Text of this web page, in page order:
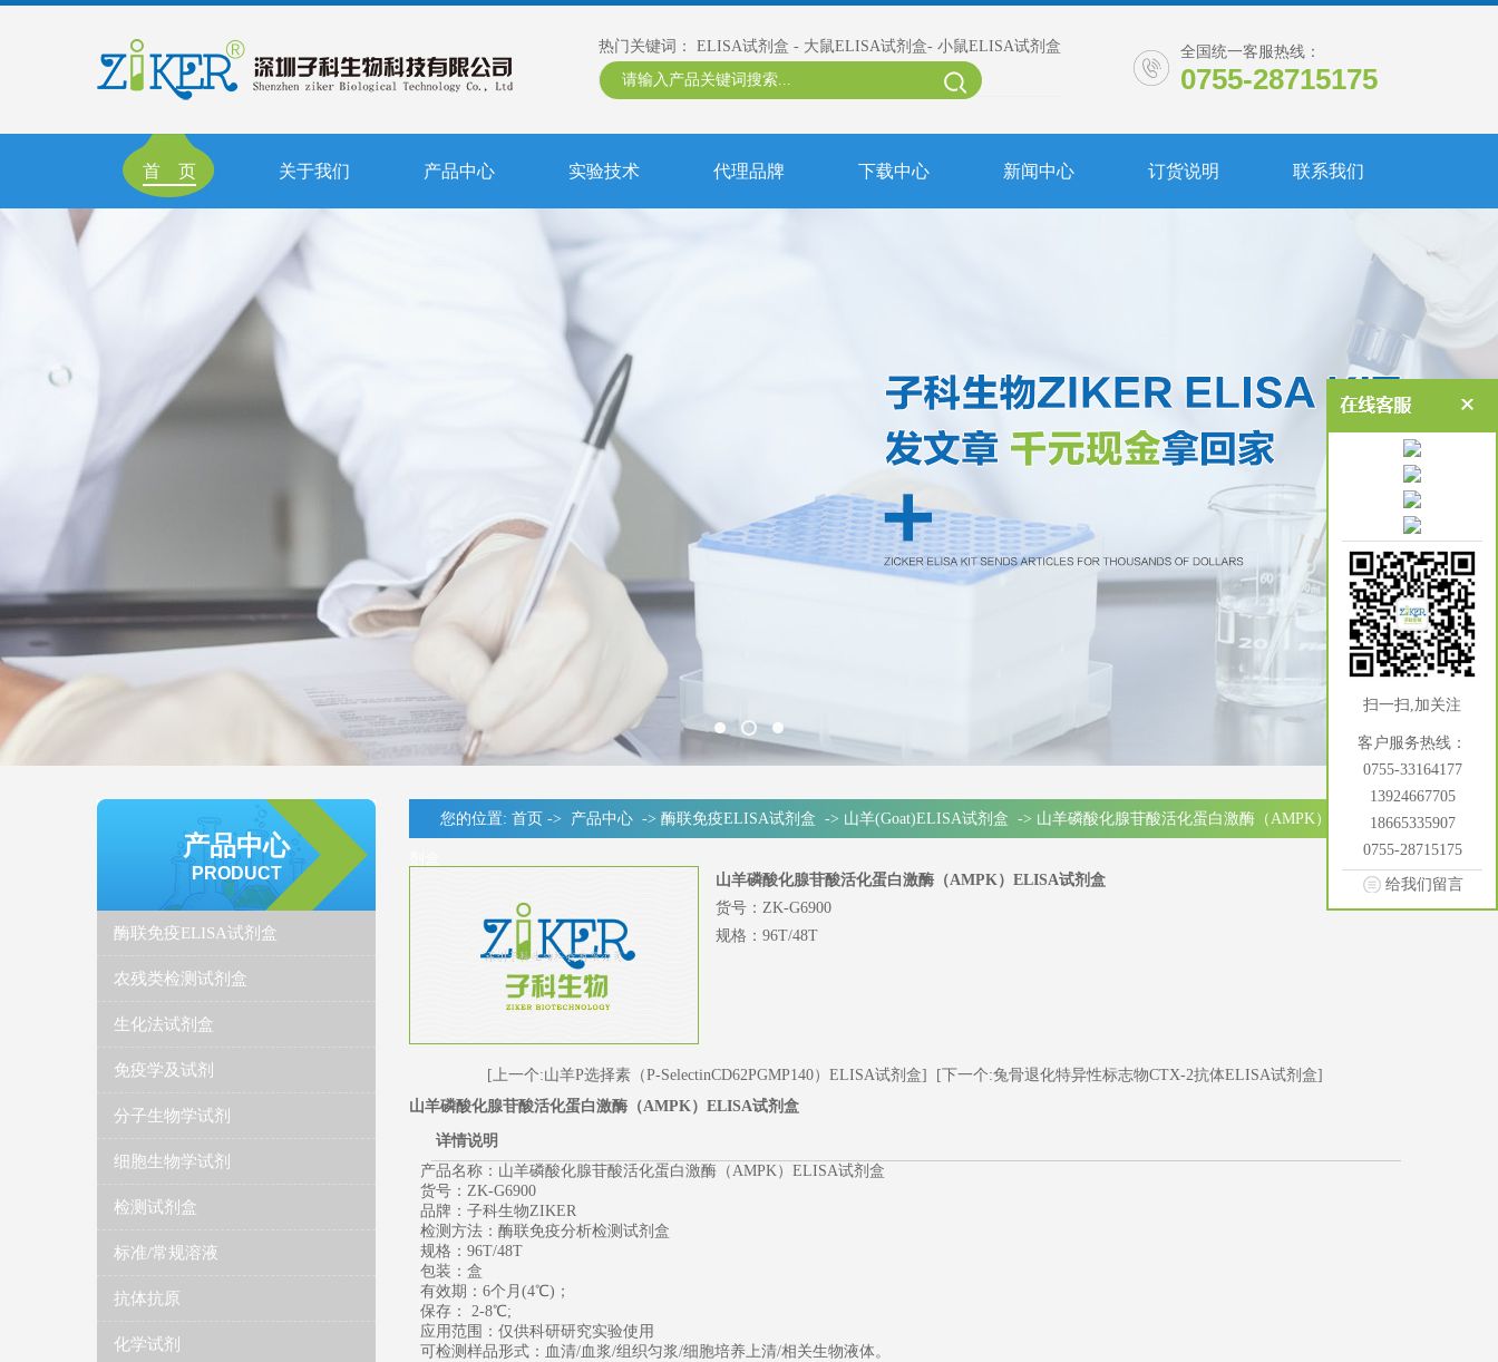
热门关键词： ELISA试剂盒 - 大鼠ELISA试剂盒- 小鼠ELISA试剂盒 全国统一客服热线：
0755-28715175
首 页 关于我们 产品中心 实验技术 代理品牌 下载中心 新闻中心 订货说明 联系我们
产品中心
PRODUCT
酶联免疫ELISA试剂盒
农残类检测试剂盒
生化法试剂盒
免疫学及试剂
分子生物学试剂
细胞生物学试剂
检测试剂盒
标准/常规溶液
抗体抗原
化学试剂
您的位置: 首页 -> 产品中心 -> 酶联免疫ELISA试剂盒 -> 山羊(Goat)ELISA试剂盒 -> 山羊磷酸化腺苷酸活化蛋白激酶（AMPK）ELISA试
山羊磷酸化腺苷酸活化蛋白激酶（AMPK）ELISA试剂盒
货号：ZK-G6900
规格：96T/48T
[上一个:山羊P选择素（P-SelectinCD62PGMP140）ELISA试剂盒]
[下一个:兔骨退化特异性标志物CTX-2抗体ELISA试剂盒]
山羊磷酸化腺苷酸活化蛋白激酶（AMPK）ELISA试剂盒
详情说明
产品名称：山羊磷酸化腺苷酸活化蛋白激酶（AMPK）ELISA试剂盒
货号：ZK-G6900
品牌：子科生物ZIKER
检测方法：酶联免疫分析检测试剂盒
规格：96T/48T
包装：盒
有效期：6个月(4℃)；
保存： 2-8℃;
应用范围：仅供科研研究实验使用
可检测样品形式：血清/血浆/组织匀浆/细胞培养上清/相关生物液体。
扫一扫,加关注
客户服务热线：
0755-33164177
13924667705
18665335907
0755-28715175
给我们留言